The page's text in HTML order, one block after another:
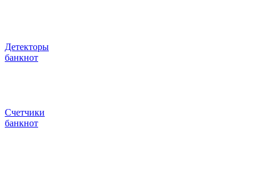
Детекторы
банкнот
Счетчики
банкнот